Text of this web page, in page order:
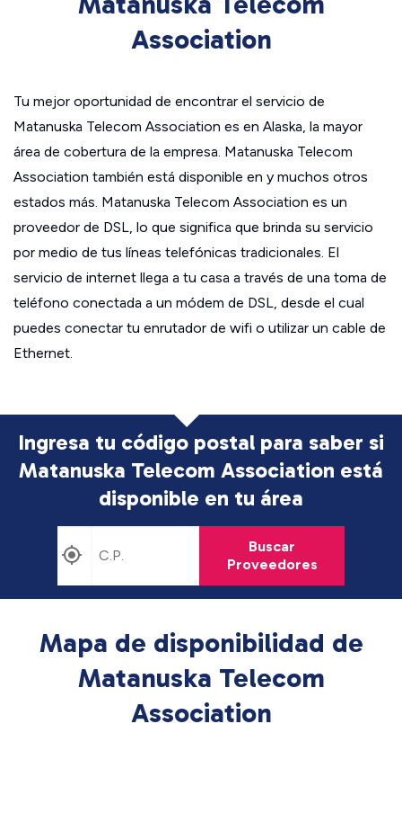
Association
Tu mejor oportunidad de encontrar el servicio de
Matanuska Telecom Association es en Alaska, la mayor
área de cobertura de la empresa. Matanuska Telecom
Association también está disponible en y muchos otros
estados más. Matanuska Telecom Association es un
proveedor de DSL, lo que significa que brinda su servicio
por medio de tus líneas telefónicas tradicionales. El
servicio de internet llega a tu casa a través de una toma de
teléfono conectada a un módem de DSL, desde el cual
puedes conectar tu enrutador de wifi o utilizar un cable de
Ethernet.
Ingresa tu código postal para saber si
Matanuska Telecom Association está
disponible en tu área
Buscar
Proveedores
Mapa de disponibilidad de
Matanuska Telecom
Association